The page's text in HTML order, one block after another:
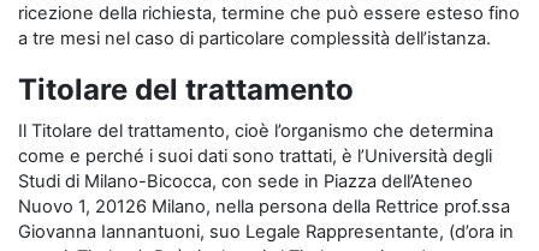
ricezione della richiesta, termine che può essere esteso fino
a tre mesi nel caso di particolare complessità dell’istanza.
Titolare del trattamento
Il Titolare del trattamento, cioè l’organismo che determina
come e perché i suoi dati sono trattati, è l’Università degli
Studi di Milano-Bicocca, con sede in Piazza dell’Ateneo
Nuovo 1, 20126 Milano, nella persona della Rettrice prof.ssa
Giovanna Iannantuoni, suo Legale Rappresentante, (d’ora in